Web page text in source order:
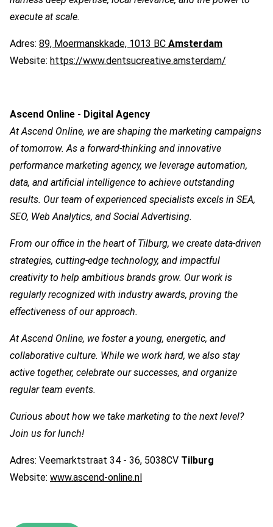
execute at scale.
Adres: 89, Moermanskkade, 1013 BC Amsterdam
Website: https://www.dentsucreative.amsterdam/
Ascend Online - Digital Agency
At Ascend Online, we are shaping the marketing campaigns
of tomorrow. As a forward-thinking and innovative
performance marketing agency, we leverage automation,
data, and artificial intelligence to achieve outstanding
results. Our team of experienced specialists excels in SEA,
SEO, Web Analytics, and Social Advertising.
From our office in the heart of Tilburg, we create data-driven
strategies, cutting-edge technology, and impactful
creativity to help ambitious brands grow. Our work is
regularly recognized with industry awards, proving the
effectiveness of our approach.
At Ascend Online, we foster a young, energetic, and
collaborative culture. While we work hard, we also stay
active together, celebrate our successes, and organize
regular team events.
Curious about how we take marketing to the next level?
Join us for lunch!
Adres: Veemarktstraat 34 - 36, 5038CV Tilburg
Website: www.ascend-online.nl